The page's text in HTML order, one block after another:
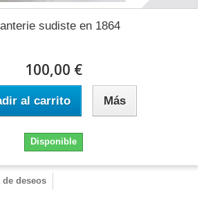
sudiste en 1864
100,00 €
al carrito Más
Disponible
deseos